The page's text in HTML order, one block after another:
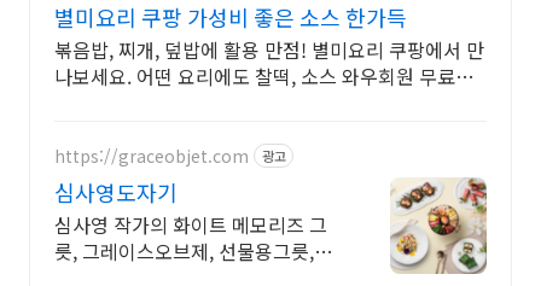
별미요리 쿠팡 가성비 좋은 소스 한가득
볶음밥, 찌개, 덮밥에 활용 만점! 별미요리 쿠팡에서 만
나보세요. 어떤 요리에도 찰떡, 소스 와우회원 무료배
https://graceobjet.com 광고
심사영도자기
심사영 작가의 화이트 메모리즈 그
릇, 그레이스오브제, 선물용그릇,신